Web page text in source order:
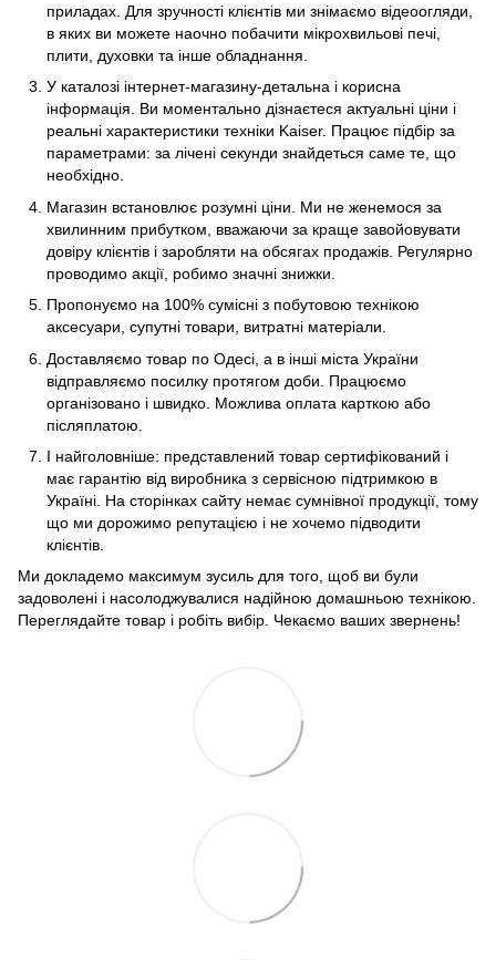
приладах. Для зручності клієнтів ми знімаємо відеоогляди,
в яких ви можете наочно побачити мікрохвильові печі,
плити, духовки та інше обладнання.
У каталозі інтернет-магазину-детальна і корисна
інформація. Ви моментально дізнаєтеся актуальні ціни і
реальні характеристики техніки Kaiser. Працює підбір за
параметрами: за лічені секунди знайдеться саме те, що
необхідно.
Магазин встановлює розумні ціни. Ми не женемося за
хвилинним прибутком, вважаючи за краще завойовувати
довіру клієнтів і заробляти на обсягах продажів. Регулярно
проводимо акції, робимо значні знижки.
Пропонуємо на 100% сумісні з побутовою технікою
аксесуари, супутні товари, витратні матеріали.
Доставляємо товар по Одесі, а в інші міста України
відправляємо посилку протягом доби. Працюємо
організовано і швидко. Можлива оплата карткою або
післяплатою.
І найголовніше: представлений товар сертифікований і
має гарантію від виробника з сервісною підтримкою в
Україні. На сторінках сайту немає сумнівної продукції, тому
що ми дорожимо репутацією і не хочемо підводити
клієнтів.
Ми докладемо максимум зусиль для того, щоб ви були
задоволені і насолоджувалися надійною домашньою технікою.
Переглядайте товар і робіть вибір. Чекаємо ваших звернень!